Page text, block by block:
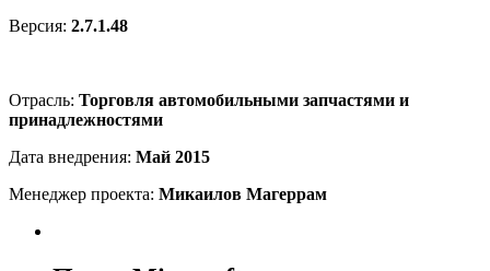
Версия: 2.7.1.48
Отрасль: Торговля автомобильными запчастями и
принадлежностями
Дата внедрения: Май 2015
Менеджер проекта: Микаилов Магеррам